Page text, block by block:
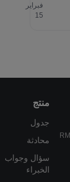
فبراير
‎15
منتج
جدول
محادثة
سؤال وجواب
الخبراء